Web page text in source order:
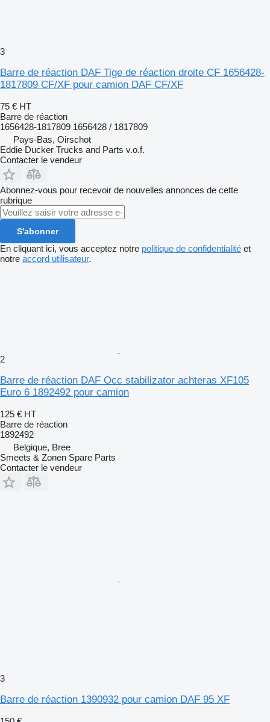
3
Barre de réaction DAF Tige de réaction droite CF 1656428-
1817809 CF/XF pour camion DAF CF/XF
75 € HT
Barre de réaction
1656428-1817809 1656428 / 1817809
Pays-Bas, Oirschot
Eddie Ducker Trucks and Parts v.o.f.
Contacter le vendeur
Abonnez-vous pour recevoir de nouvelles annonces de cette
rubrique
S'abonner
En cliquant ici, vous acceptez notre politique de confidentialité et
notre accord utilisateur.
2
Barre de réaction DAF Occ stabilizator achteras XF105
Euro 6 1892492 pour camion
125 € HT
Barre de réaction
1892492
Belgique, Bree
Smeets & Zonen Spare Parts
Contacter le vendeur
3
Barre de réaction 1390932 pour camion DAF 95 XF